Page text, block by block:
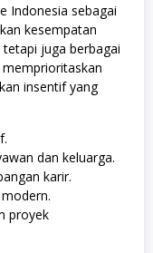
Indonesia sebagai
kesempatan
juga berbagai
insentif yang
dan keluarga.
karir.
proyek